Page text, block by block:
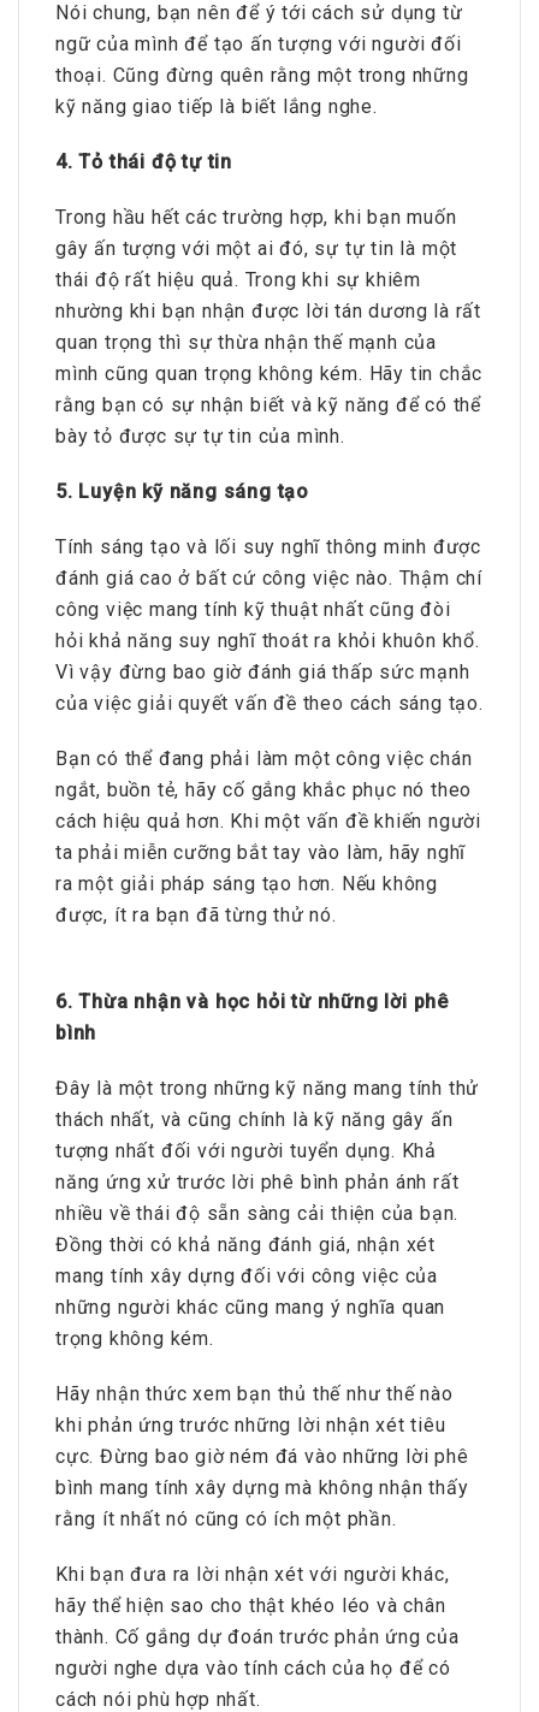
Nói chung, bạn nên để ý tới cách sử dụng từ
ngữ của mình để tạo ấn tượng với người đối
thoại. Cũng đừng quên rằng một trong những
kỹ năng giao tiếp là biết lắng nghe.
4. Tỏ thái độ tự tin
Trong hầu hết các trường hợp, khi bạn muốn
gây ấn tượng với một ai đó, sự tự tin là một
thái độ rất hiệu quả. Trong khi sự khiêm
nhường khi bạn nhận được lời tán dương là rất
quan trọng thì sự thừa nhận thế mạnh của
mình cũng quan trọng không kém. Hãy tin chắc
rằng bạn có sự nhận biết và kỹ năng để có thể
bày tỏ được sự tự tin của mình.
5. Luyện kỹ năng sáng tạo
Tính sáng tạo và lối suy nghĩ thông minh được
đánh giá cao ở bất cứ công việc nào. Thậm chí
công việc mang tính kỹ thuật nhất cũng đòi
hỏi khả năng suy nghĩ thoát ra khỏi khuôn khổ.
Vì vậy đừng bao giờ đánh giá thấp sức mạnh
của việc giải quyết vấn đề theo cách sáng tạo.
Bạn có thể đang phải làm một công việc chán
ngắt, buồn tẻ, hãy cố gắng khắc phục nó theo
cách hiệu quả hơn. Khi một vấn đề khiến người
ta phải miễn cưỡng bắt tay vào làm, hãy nghĩ
ra một giải pháp sáng tạo hơn. Nếu không
được, ít ra bạn đã từng thử nó.
6. Thừa nhận và học hỏi từ những lời phê
bình
Đây là một trong những kỹ năng mang tính thử
thách nhất, và cũng chính là kỹ năng gây ấn
tượng nhất đối với người tuyển dụng. Khả
năng ứng xử trước lời phê bình phản ánh rất
nhiều về thái độ sẵn sàng cải thiện của bạn.
Đồng thời có khả năng đánh giá, nhận xét
mang tính xây dựng đối với công việc của
những người khác cũng mang ý nghĩa quan
trọng không kém.
Hãy nhận thức xem bạn thủ thế như thế nào
khi phản ứng trước những lời nhận xét tiêu
cực. Đừng bao giờ ném đá vào những lời phê
bình mang tính xây dựng mà không nhận thấy
rằng ít nhất nó cũng có ích một phần.
Khi bạn đưa ra lời nhận xét với người khác,
hãy thể hiện sao cho thật khéo léo và chân
thành. Cố gắng dự đoán trước phản ứng của
người nghe dựa vào tính cách của họ để có
cách nói phù hợp nhất.